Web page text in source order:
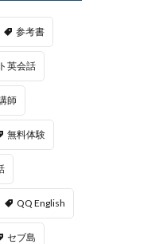
参考書
英会話
師
無料体験
QQ English
セブ島